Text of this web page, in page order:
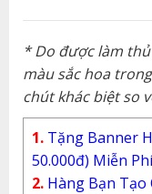
* Do được làm
màu sắc hoa
chút khác biệt so
1. Tặng Banner
50.000đ) Miễn Phí
2. Hàng Bạn Tạo